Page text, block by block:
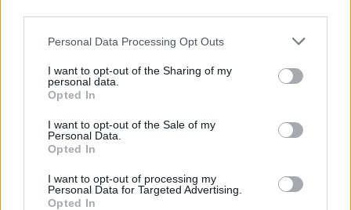
Personal Data Processing Opt Outs
I want to opt-out of the Sharing of my
personal data.
Opted In
I want to opt-out of the Sale of my
Personal Data.
Opted In
I want to opt-out of processing my
Personal Data for Targeted Advertising.
Opted In
agenzia delle entrate
2021-11-25
esenzioni fiscali e crediti d'imposta adottati a
seguito della crisi economica causata dall'epidemia di
agenzia delle entrate
125 euro
Fonte:Registro Nazionale Aiuti di Stato (RNA)
– Open Data, licenza
IODL 2.0. Dati aggiornati al 2026-07-02.